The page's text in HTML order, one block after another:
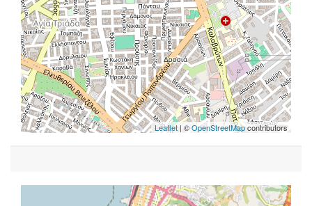
Leaflet | ©OpenStreetMapcontributors